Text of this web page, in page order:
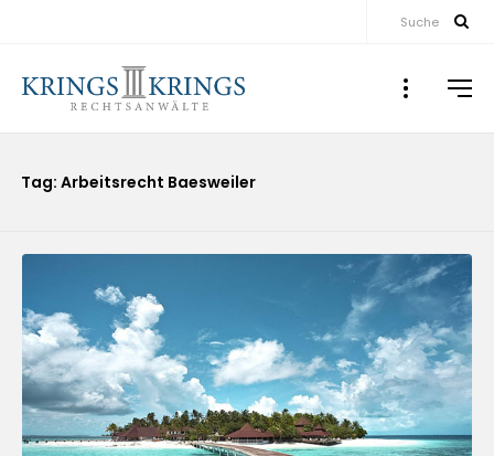
Suche
Tag: Arbeitsrecht Baesweiler